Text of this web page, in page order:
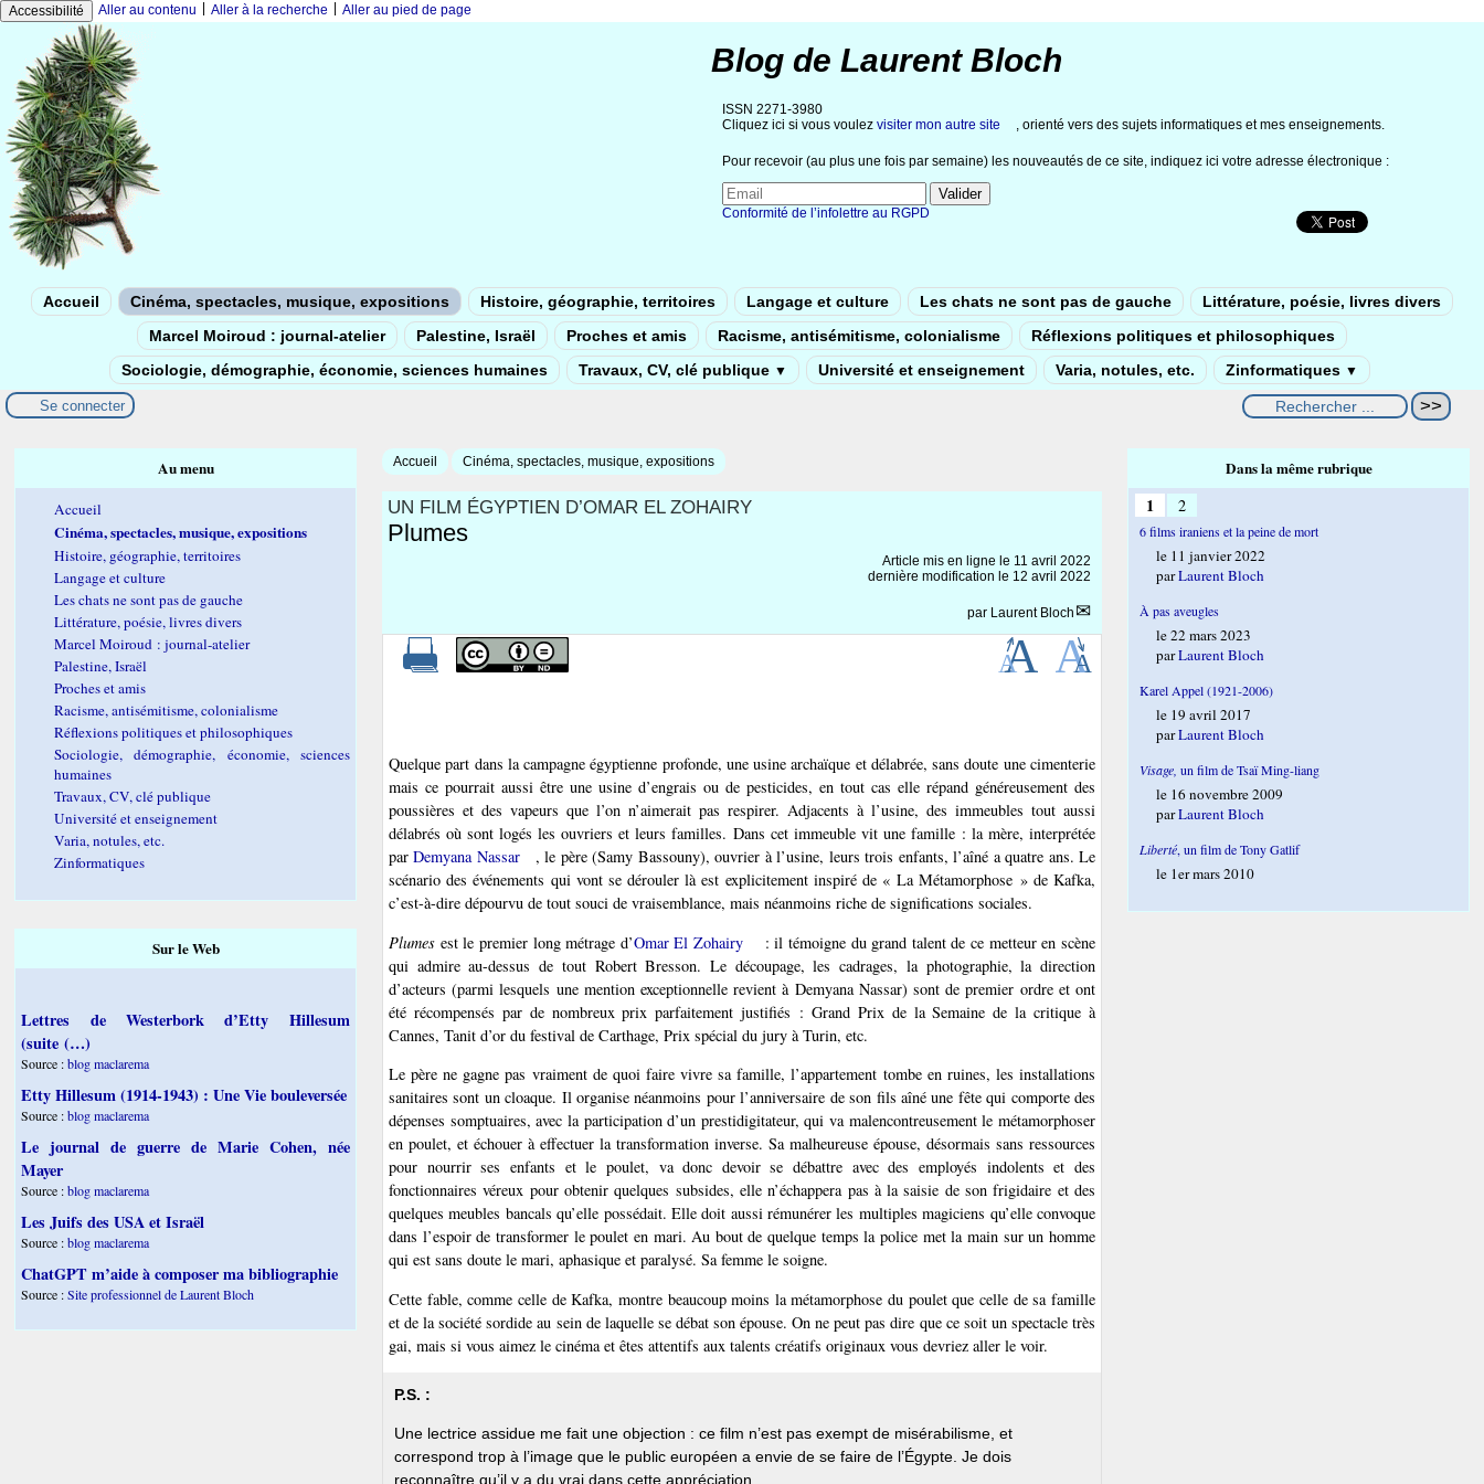
Accessibilité Aller au contenu Aller à la recherche Aller au pied de page
Blog de Laurent Bloch
ISSN 2271-3980
Cliquez ici si vous voulez visiter mon autre site , orienté vers des sujets informatiques et mes enseignements.
Pour recevoir (au plus une fois par semaine) les nouveautés de ce site, indiquez ici votre adresse électronique :
Conformité de l’infolettre au RGPD
Accueil Cinéma, spectacles, musique, expositions Histoire, géographie, territoires Langage et culture Les chats ne sont pas de gauche
Littérature, poésie, livres divers
Marcel Moiroud : journal-atelier
Palestine, Israël Proches et amis Racisme, antisémitisme, colonialisme
Réflexions politiques et philosophiques
Sociologie, démographie, économie, sciences humaines
Travaux, CV, clé publique ▼ Université et enseignement Varia, notules, etc. Zinformatiques ▼
Se connecter
Accueil Cinéma, spectacles, musique, expositions
UN FILM ÉGYPTIEN D’OMAR EL ZOHAIRY
Plumes
Article mis en ligne le 11 avril 2022
dernière modification le 12 avril 2022
par Laurent Bloch
Quelque part dans la campagne égyptienne profonde, une usine archaïque et délabrée, sans doute une cimenterie
mais ce pourrait aussi être une usine d’engrais ou de pesticides, en tout cas elle répand généreusement des
poussières et des vapeurs que l’on n’aimerait pas respirer. Adjacents à l’usine, des immeubles tout aussi
délabrés où sont logés les ouvriers et leurs familles. Dans cet immeuble vit une famille : la mère, interprétée
parDemyana Nassar
, le père (Samy Bassouny), ouvrier à l’usine, leurs trois enfants, l’aîné a quatre ans. Le
scénario des événements qui vont se dérouler là est explicitement inspiré de « La Métamorphose » de Kafka,
c’est-à-dire dépourvu de tout souci de vraisemblance, mais néanmoins riche de significations sociales.
Plumes est le premier long métrage d’Omar El Zohairy
: il témoigne du grand talent de ce metteur en scène
qui admire au-dessus de tout Robert Bresson. Le découpage, les cadrages, la photographie, la direction
d’acteurs (parmi lesquels une mention exceptionnelle revient à Demyana Nassar) sont de premier ordre et ont
été récompensés par de nombreux prix parfaitement justifiés : Grand Prix de la Semaine de la critique à
Cannes, Tanit d’or du festival de Carthage, Prix spécial du jury à Turin, etc.
Le père ne gagne pas vraiment de quoi faire vivre sa famille, l’appartement tombe en ruines, les installations
sanitaires sont un cloaque. Il organise néanmoins pour l’anniversaire de son fils aîné une fête qui comporte des
dépenses somptuaires, avec la participation d’un prestidigitateur, qui va malencontreusement le métamorphoser
en poulet, et échouer à effectuer la transformation inverse. Sa malheureuse épouse, désormais sans ressources
pour nourrir ses enfants et le poulet, va donc devoir se débattre avec des employés indolents et des
fonctionnaires véreux pour obtenir quelques subsides, elle n’échappera pas à la saisie de son frigidaire et des
quelques meubles bancals qu’elle possédait. Elle doit aussi rémunérer les multiples magiciens qu’elle convoque
dans l’espoir de transformer le poulet en mari. Au bout de quelque temps la police met la main sur un homme
qui est sans doute le mari, aphasique et paralysé. Sa femme le soigne.
Cette fable, comme celle de Kafka, montre beaucoup moins la métamorphose du poulet que celle de sa famille
et de la société sordide au sein de laquelle se débat son épouse. On ne peut pas dire que ce soit un spectacle très
gai, mais si vous aimez le cinéma et êtes attentifs aux talents créatifs originaux vous devriez aller le voir.
P.S. :
Une lectrice assidue me fait une objection : ce film n’est pas exempt de misérabilisme, et
correspond trop à l’image que le public européen a envie de se faire de l’Égypte. Je dois
reconnaître qu’il y a du vrai dans cette appréciation.
Au menu
Accueil
Cinéma, spectacles, musique, expositions
Histoire, géographie, territoires
Langage et culture
Les chats ne sont pas de gauche
Littérature, poésie, livres divers
Marcel Moiroud : journal-atelier
Palestine, Israël
Proches et amis
Racisme, antisémitisme, colonialisme
Réflexions politiques et philosophiques
Sociologie, démographie, économie, sciences
humaines
Travaux, CV, clé publique
Université et enseignement
Varia, notules, etc.
Zinformatiques
Sur le Web
Lettres de Westerbork d’Etty Hillesum
(suite (…)
Source :blog maclarema
Etty Hillesum (1914-1943) : Une Vie bouleversée
Source :blog maclarema
Le journal de guerre de Marie Cohen, née
Mayer
Source :blog maclarema
Les Juifs des USA et Israël
Source :blog maclarema
ChatGPT m’aide à composer ma bibliographie
Source :Site professionnel de Laurent Bloch
Dans la même rubrique
1 2
6 films iraniens et la peine de mort
le 11 janvier 2022
parLaurent Bloch
À pas aveugles
le 22 mars 2023
parLaurent Bloch
Karel Appel (1921-2006)
le 19 avril 2017
parLaurent Bloch
Visage, un film de Tsaï Ming-liang
le 16 novembre 2009
parLaurent Bloch
Liberté, un film de Tony Gatlif
le 1er mars 2010